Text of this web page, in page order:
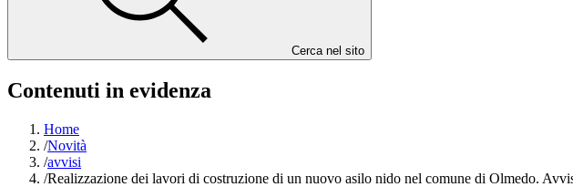
Cerca nel sito
Contenuti in evidenza
Home
/Novità
/avvisi
/Realizzazione dei lavori di costruzione di un nuovo asilo nido nel comune di Olmedo.